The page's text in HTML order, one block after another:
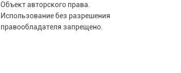
Объект авторского права.
Использование без разрешения
правообладателя запрещено.